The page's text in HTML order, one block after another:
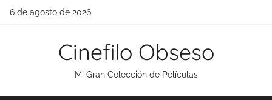
Saltar
6 de agosto de 2026
Cinefilo Obseso
Mi Gran Colección de Películas